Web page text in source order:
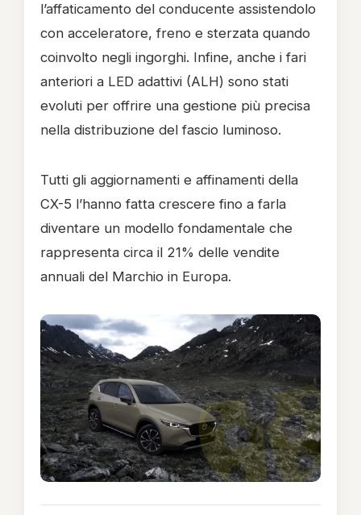
l’affaticamento del conducente assistendolo
con acceleratore, freno e sterzata quando
coinvolto negli ingorghi. Infine, anche i fari
anteriori a LED adattivi (ALH) sono stati
evoluti per offrire una gestione più precisa
nella distribuzione del fascio luminoso.
Tutti gli aggiornamenti e affinamenti della
CX-5 l’hanno fatta crescere fino a farla
diventare un modello fondamentale che
rappresenta circa il 21% delle vendite
annuali del Marchio in Europa.